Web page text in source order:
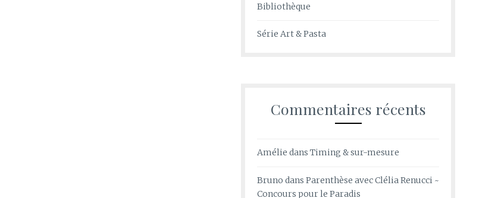
Bibliothèque
Série Art & Pasta
Commentaires récents
Amélie dans Timing & sur-mesure
Bruno dans Parenthèse avec Clélia Renucci ~
Concours pour le Paradis